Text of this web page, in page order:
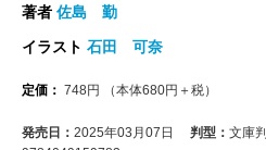
著者 佐島 勤
イラスト 石田 可奈
定価： 748円 （本体680円＋税）
発売日： 2025年03月07日 判型： 文庫判